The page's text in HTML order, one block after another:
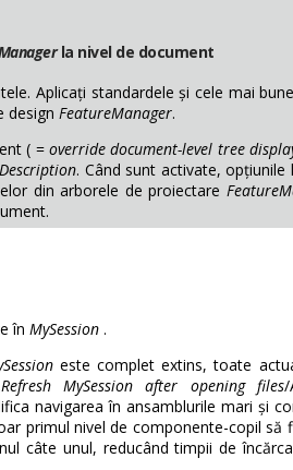
la nivel de document
Aplicați standardele și cele mai
design FeatureManager.
( = override document-level tree
Description. Când sunt activate,
din arborele de proiectare
în MySession .
este complet extins, toate
Refresh MySession after opening files/
navigarea în ansamblurile mari și
primul nivel de componente-copil să
câte unul, reducând timpii de